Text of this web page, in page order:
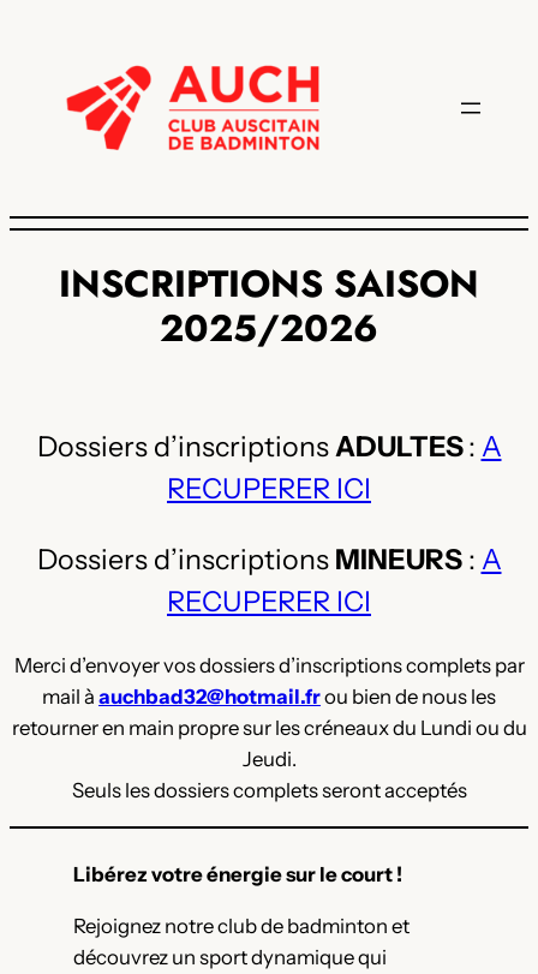
INSCRIPTIONS SAISON
2025/2026
Dossiers d’inscriptionsADULTES: A
RECUPERER ICI
Dossiers d’inscriptions MINEURS: A
RECUPERER ICI
Merci d’envoyer vos dossiers d’inscriptions complets par
mail à auchbad32@hotmail.frou bien de nous les
retourner en main propre sur les créneaux du Lundi ou du
Jeudi.
Seuls les dossiers complets seront acceptés
Libérez votre énergie sur le court !
Rejoignez notre club de badminton et
découvrez un sport dynamique qui